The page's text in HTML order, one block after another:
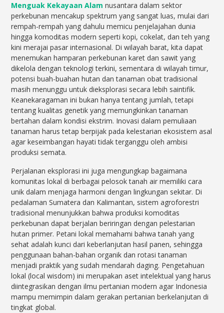
Menguak Kekayaan Alam nusantara dalam sektor
perkebunan mencakup spektrum yang sangat luas, mulai dari
rempah-rempah yang dahulu memicu penjelajahan dunia
hingga komoditas modern seperti kopi, cokelat, dan teh yang
kini merajai pasar internasional. Di wilayah barat, kita dapat
menemukan hamparan perkebunan karet dan sawit yang
dikelola dengan teknologi terkini, sementara di wilayah timur,
potensi buah-buahan hutan dan tanaman obat tradisional
masih menunggu untuk dieksplorasi secara lebih saintifik.
Keanekaragaman ini bukan hanya tentang jumlah, tetapi
tentang kualitas genetik yang memungkinkan tanaman
bertahan dalam kondisi ekstrim. Inovasi dalam pemuliaan
tanaman harus tetap berpijak pada kelestarian ekosistem asal
agar keseimbangan hayati tidak terganggu oleh ambisi
produksi semata.
Perjalanan eksplorasi ini juga mengungkap bagaimana
komunitas lokal di berbagai pelosok tanah air memiliki cara
unik dalam menjaga harmoni dengan lingkungan sekitar. Di
pedalaman Sumatera dan Kalimantan, sistem agroforestri
tradisional menunjukkan bahwa produksi komoditas
perkebunan dapat berjalan beriringan dengan pelestarian
hutan primer. Petani lokal memahami bahwa tanah yang
sehat adalah kunci dari keberlanjutan hasil panen, sehingga
penggunaan bahan-bahan organik dan rotasi tanaman
menjadi praktik yang sudah mendarah daging. Pengetahuan
lokal (local wisdom) ini merupakan aset intelektual yang harus
diintegrasikan dengan ilmu pertanian modern agar Indonesia
mampu memimpin dalam gerakan pertanian berkelanjutan di
tingkat global.